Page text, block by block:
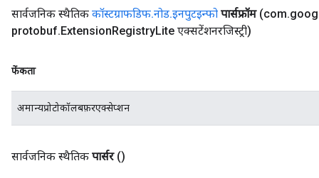
सार्वजनिक स्थैतिक कॉस्टग्राफडिफ.नोड.इनपुटइन्फो पार्सफ्रॉम (com.
protobuf.ExtensionRegistryLite एक्सटेंशनरजिस्ट्री)
फेंकता
अमान्यप्रोटोकॉलबफ़रएक्सेप्शन
सार्वजनिक स्थैतिक पार्सर ()